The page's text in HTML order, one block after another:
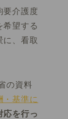
要介護度
希望する
に、看取
の資料
・基準に
応を行っ